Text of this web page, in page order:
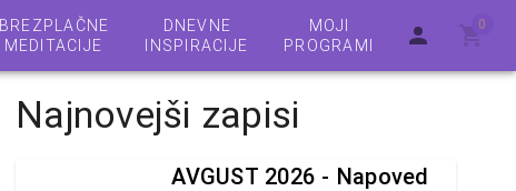
BREZPLAČNE
MEDITACIJE
DNEVNE
INSPIRACIJE
MOJI
PROGRAMI
0
Najnovejši zapisi
AVGUST 2026 - Napoved